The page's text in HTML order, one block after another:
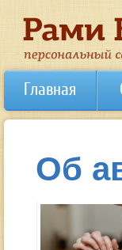
Главная
Об